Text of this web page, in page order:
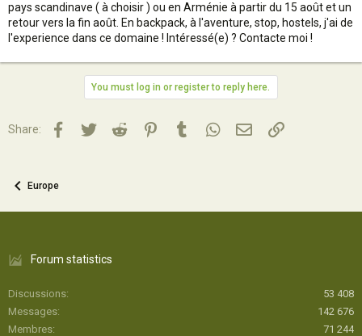
pays scandinave ( à choisir ) ou en Arménie à partir du 15 août et un
retour vers la fin août. En backpack, à l'aventure, stop, hostels, j'ai de
l'experience dans ce domaine ! Intéressé(e) ? Contacte moi !
You must log in or register to reply here.
Share: Facebook
TwitterReddit PinterestTumblrWhatsApp
Email Lien
Europe
Forum statistics
Discussions
53 408
Messages
142 676
Membres
71 244